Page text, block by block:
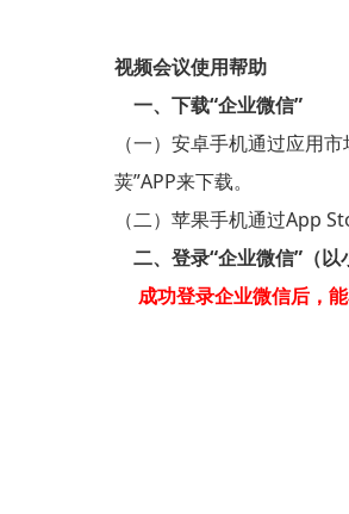
视频会议使用帮助
一、下载“企业微信”
（一）安卓手机通过应用
荚”APP来下载。
（二）苹果手机通过App
二、登录“企业微信”（以
成功登录企业微信后，